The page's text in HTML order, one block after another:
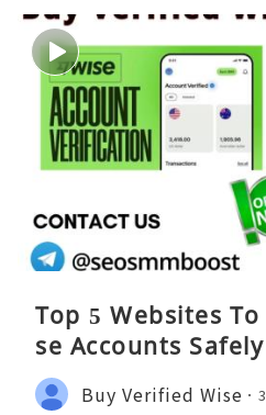
Top 5 Websites
se Accounts Safely
Buy Verified Wise